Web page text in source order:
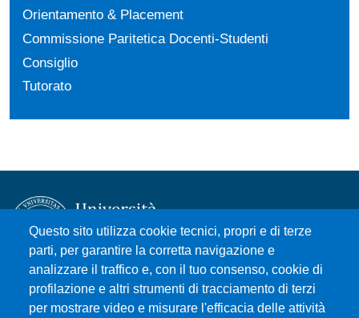
Orientamento & Placement
Commissione Paritetica Docenti-Studenti
Consiglio
Tutorato
Questo sito utilizza cookie tecnici, propri e di terze
parti, per garantire la corretta navigazione e
analizzare il traffico e, con il tuo consenso, cookie di
profilazione e altri strumenti di tracciamento di terzi
per mostrare video e misurare l'efficacia delle attività
Università degli Studi di Messina
Piazza Pugliatti, 1 - 98122 Messina